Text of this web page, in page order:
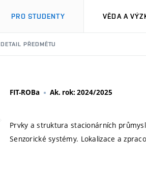
PRO STUDENTY VĚDA A
DETAIL PŘEDMĚTU
FIT-ROBa Ak. rok: 2024/2025
Prvky a struktura stacionárních
Senzorické systémy. Lokalizace a